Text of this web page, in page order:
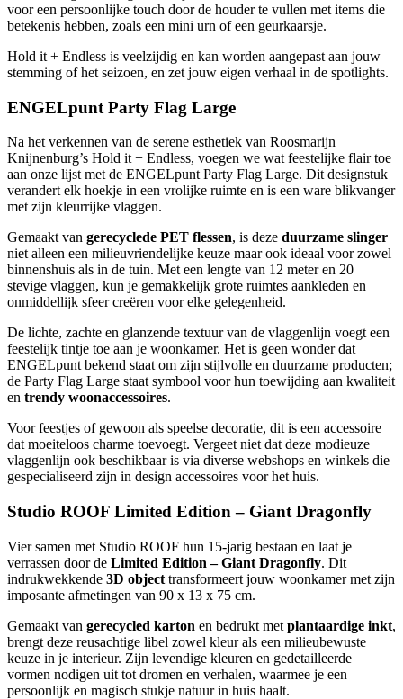
voor een persoonlijke touch door de houder te vullen met items die
betekenis hebben, zoals een mini urn of een geurkaarsje.
Hold it + Endless is veelzijdig en kan worden aangepast aan jouw
stemming of het seizoen, en zet jouw eigen verhaal in de spotlights.
ENGELpunt Party Flag Large
Na het verkennen van de serene esthetiek van Roosmarijn
Knijnenburg’s Hold it + Endless, voegen we wat feestelijke flair toe
aan onze lijst met de ENGELpunt Party Flag Large. Dit designstuk
verandert elk hoekje in een vrolijke ruimte en is een ware blikvanger
met zijn kleurrijke vlaggen.
Gemaakt van gerecyclede PET flessen, is deze duurzame slinger
niet alleen een milieuvriendelijke keuze maar ook ideaal voor zowel
binnenshuis als in de tuin. Met een lengte van 12 meter en 20
stevige vlaggen, kun je gemakkelijk grote ruimtes aankleden en
onmiddellijk sfeer creëren voor elke gelegenheid.
De lichte, zachte en glanzende textuur van de vlaggenlijn voegt een
feestelijk tintje toe aan je woonkamer. Het is geen wonder dat
ENGELpunt bekend staat om zijn stijlvolle en duurzame producten;
de Party Flag Large staat symbool voor hun toewijding aan kwaliteit
en trendy woonaccessoires.
Voor feestjes of gewoon als speelse decoratie, dit is een accessoire
dat moeiteloos charme toevoegt. Vergeet niet dat deze modieuze
vlaggenlijn ook beschikbaar is via diverse webshops en winkels die
gespecialiseerd zijn in design accessoires voor het huis.
Studio ROOF Limited Edition – Giant Dragonfly
Vier samen met Studio ROOF hun 15-jarig bestaan en laat je
verrassen door de Limited Edition – Giant Dragonfly. Dit
indrukwekkende 3D object transformeert jouw woonkamer met zijn
imposante afmetingen van 90 x 13 x 75 cm.
Gemaakt van gerecycled karton en bedrukt met plantaardige inkt,
brengt deze reusachtige libel zowel kleur als een milieubewuste
keuze in je interieur. Zijn levendige kleuren en gedetailleerde
vormen nodigen uit tot dromen en verhalen, waarmee je een
persoonlijk en magisch stukje natuur in huis haalt.